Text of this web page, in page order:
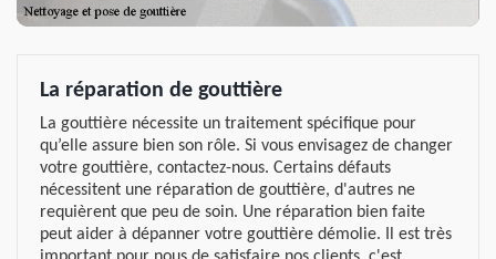
La réparation de gouttière
La gouttière nécessite un traitement spécifique pour
qu’elle assure bien son rôle. Si vous envisagez de changer
votre gouttière, contactez-nous. Certains défauts
nécessitent une réparation de gouttière, d'autres ne
requièrent que peu de soin. Une réparation bien faite
peut aider à dépanner votre gouttière démolie. Il est très